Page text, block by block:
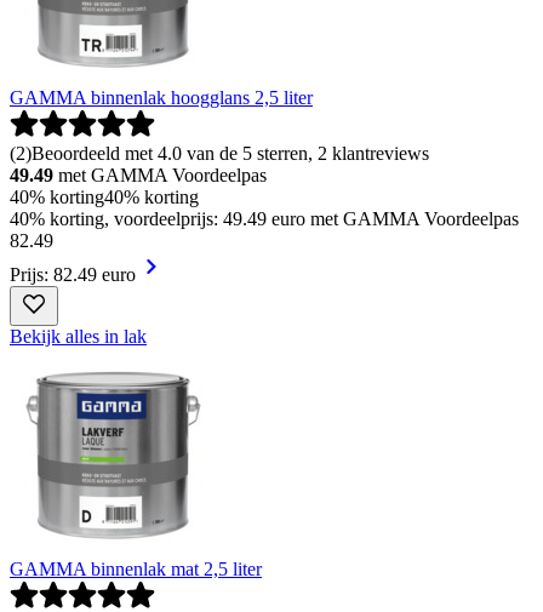
GAMMA binnenlak hoogglans 2,5 liter
(2)Beoordeeld met 4.0 van de 5 sterren, 2 klantreviews
49.49 met GAMMA Voordeelpas
40% korting40% korting
40% korting, voordeelprijs: 49.49 euro met GAMMA Voordeelpas
82.49
Prijs: 82.49 euro
Bekijk alles in lak
GAMMA binnenlak mat 2,5 liter